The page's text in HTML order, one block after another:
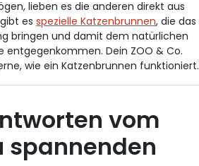
lieben es die anderen direkt aus
gibt esspezielle Katzenbrunnen, die das
bringen und damit dem natürlichen
entgegenkommen. Dein ZOO & Co.
wie ein Katzenbrunnen funktioniert.
vom
spannenden